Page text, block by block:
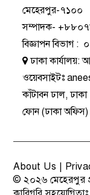
মেহেরপুর-৭১০০
সম্পাদক-
বিজ্ঞাপন বিভাগ:
ঢাকা কার্যালয়:
ওয়েবসাইটঃ
কাঁটাবন ঢাল, ঢাকা
ফোন(ঢাকা অফিস)
About Us |
© ২০২৬ মেহেরপুর